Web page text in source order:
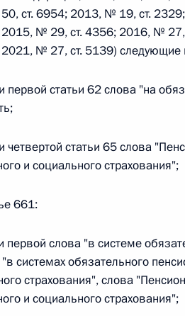
закон от 26.07.2026
Федерации
года
закон от 26.07.2026 г.
изменений в Трудовой кодекс
закон от 26.07.2026
ст. 6954; 2013, № 19, ст.
2015, № 29, ст. 4356; 2016, №
2021, № 27, ст. 5139) следующие
первой статьи 62 слова "на
четвертой статьи 65 слова
и социального страхования";
661:
первой слова "в системе
системах обязательного
страхования", слова
и социального страхования";